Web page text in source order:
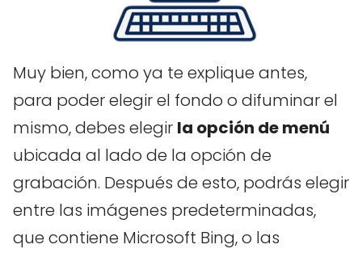
Muy bien, como ya te explique antes,
para poder elegir el fondo o difuminar el
mismo, debes elegir la opción de menú
ubicada al lado de la opción de
grabación. Después de esto, podrás elegir
entre las imágenes predeterminadas,
que contiene Microsoft Bing, o las